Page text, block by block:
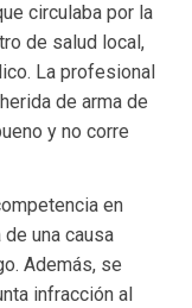
circulaba por la
de salud local,
La profesional
de arma de
y no corre
en
una causa
Además, se
infracción al